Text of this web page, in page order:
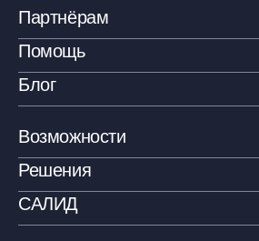
Партнёрам
Помощь
Блог
Возможности
Решения
САЛИД